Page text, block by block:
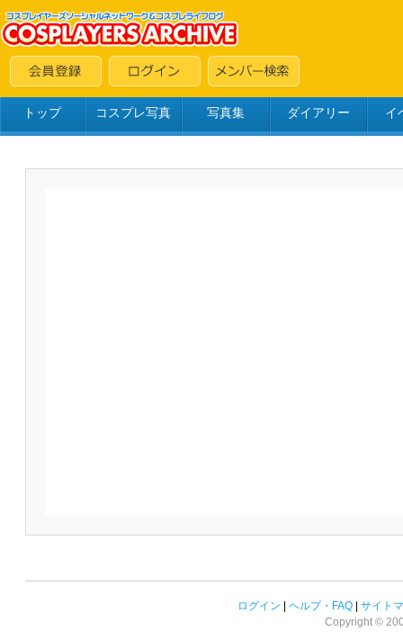
トップ コスプレ写真 写真集 ダイアリー イ
ログイン ヘルプ・FAQ
サイト
Copyright ©